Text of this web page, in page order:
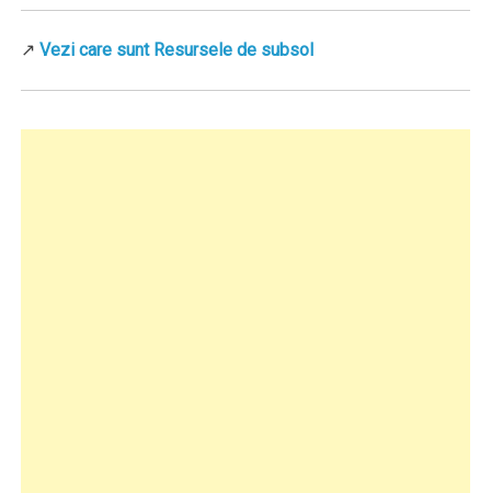
↗Vezi care sunt Resursele de subsol